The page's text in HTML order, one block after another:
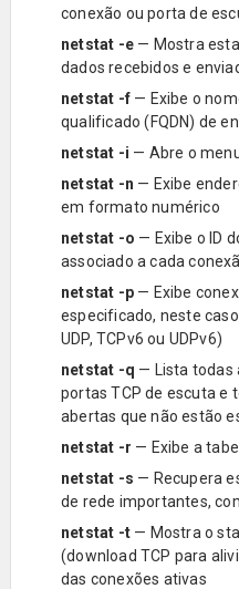
conexão ou porta de
netstat -e — Mostra
dados recebidos e
netstat -f— Exibe o
qualificado (FQDN) de
netstat -i — Abre o
netstat -n — Exibe
em formato numérico
netstat -o — Exibe o ID
associado a cada
netstat -p— Exibe
especificado, neste
UDP, TCPv6 ou UDPv6)
netstat -q — Lista todas
portas TCP de escuta e
abertas que não estão
netstat -r — Exibe a
netstat -s — Recupera
de rede importantes,
netstat -t— Mostra o
(download TCP para
das conexões ativas